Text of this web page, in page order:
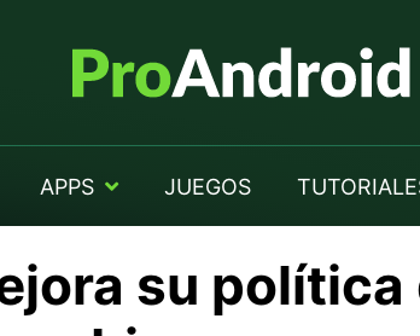
APPS JUEGOS
su